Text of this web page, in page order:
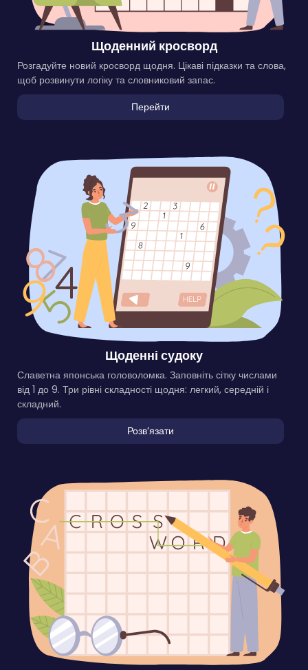
Щоденний кросворд
Розгадуйте новий кросворд щодня. Цікаві підказки та слова,
щоб розвинути логіку та словниковий запас.
Перейти
Щоденні судоку
Славетна японська головоломка. Заповніть сітку числами
від 1 до 9. Три рівні складності щодня: легкий, середній і
складний.
Розвʼязати